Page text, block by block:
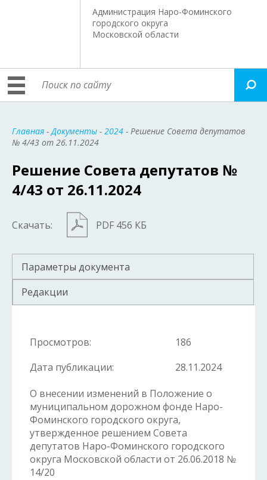
Администрация Наро-Фоминского
городского округа
Московской области
Главная -Документы - 2024 - Решение Совета депутатов
№ 4/43 от 26.11.2024
Решение Совета депутатов №
4/43 от 26.11.2024
Скачать: PDF 456 КБ
Параметры документа
Редакции
Просмотров:
186
Дата публикации:
28.11.2024
О внесении изменений в Положение о
муниципальном дорожном фонде Наро-
Фоминского городского округа,
утвержденное решением Совета
депутатов Наро-Фоминского городского
округа Московской области от 26.06.2018 №
14/20